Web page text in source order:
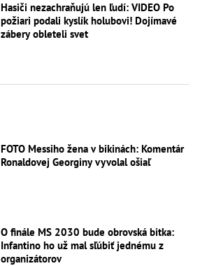
Hasiči nezachraňujú len ľudí: VIDEO Po
požiari podali kyslík holubovi! Dojímavé
zábery obleteli svet
FOTO Messiho žena v bikinách: Komentár
Ronaldovej Georginy vyvolal ošiaľ
O finále MS 2030 bude obrovská bitka:
Infantino ho už mal sľúbiť jednému z
organizátorov